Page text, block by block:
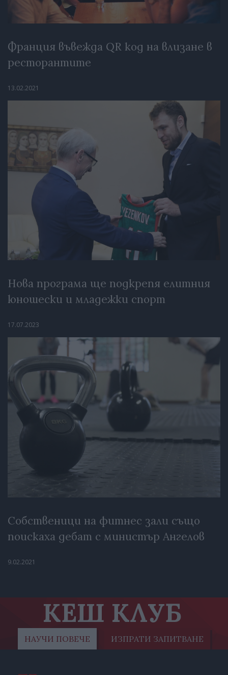
Франция въвежда QR код на влизане в
ресторантите
13.02.2021
Нова програма ще подкрепя елитния
юношески и младежки спорт
17.07.2023
Собственици на фитнес зали също
поискаха дебат с министър Ангелов
9.02.2021
КЕШ КЛУБ
НАУЧИ ПОВЕЧЕ ИЗПРАТИ ЗАПИТВАНЕ